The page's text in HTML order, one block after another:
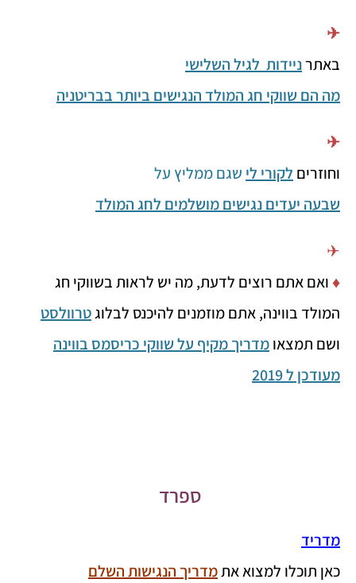
✈
באתרניידות לגיל השלישי
מה הם שווקי חג המולד הנגישים ביותר בבריטניה
✈
וחוזרים לקורי לי שגם ממליץ על
שבעה יעדים נגישים מושלמים לחג המולד
✈
♦ואם אתם רוצים לדעת, מה יש לראות בשווקי חג
המולד בווינה, אתם מוזמנים להיכנס לבלוגטרוולסט
ושם תמצאומדריך מקיף על שווקי כריסמס בווינה
מעודכן ל 2019
ספרד
מדריד
כאן תוכלו למצוא אתמדריך הנגישות השלם